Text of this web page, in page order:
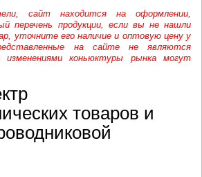
сайт находится на оформлении,
перечень продукции, если вы не нашли
уточните его наличие и оптовую цену у
на сайте не являются
коньюктуры рынка могут
товаров и